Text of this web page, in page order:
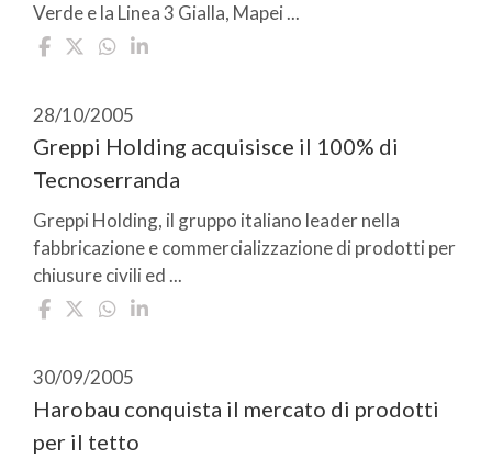
Verde e la Linea 3 Gialla, Mapei ...
28/10/2005
Greppi Holding acquisisce il 100% di
Tecnoserranda
Greppi Holding, il gruppo italiano leader nella
fabbricazione e commercializzazione di prodotti per
chiusure civili ed ...
30/09/2005
Harobau conquista il mercato di prodotti
per il tetto